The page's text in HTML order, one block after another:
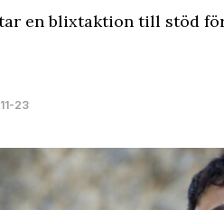
en blixtaktion till stöd
23